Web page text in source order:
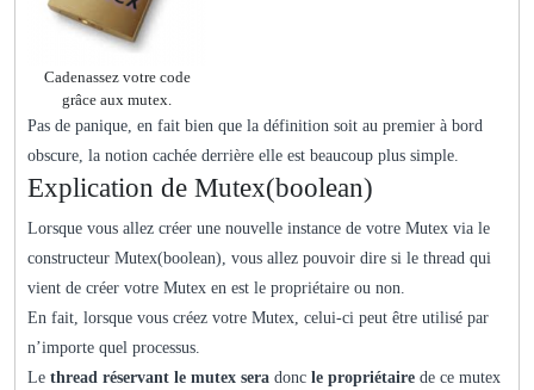
Cadenassez votre code
grâce aux mutex.
Pas de panique, en fait bien que la définition soit au premier à bord
obscure, la notion cachée derrière elle est beaucoup plus simple.
Explication de Mutex(boolean)
Lorsque vous allez créer une nouvelle instance de votre Mutex via le
constructeur Mutex(boolean), vous allez pouvoir dire si le thread qui
vient de créer votre Mutex en est le propriétaire ou non.
En fait, lorsque vous créez votre Mutex, celui-ci peut être utilisé par
n’importe quel processus.
Le thread réservant le mutex sera donc le propriétaire de ce mutex